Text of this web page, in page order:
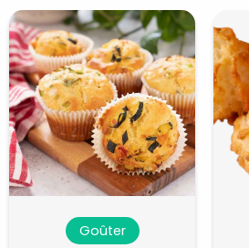
Goûter